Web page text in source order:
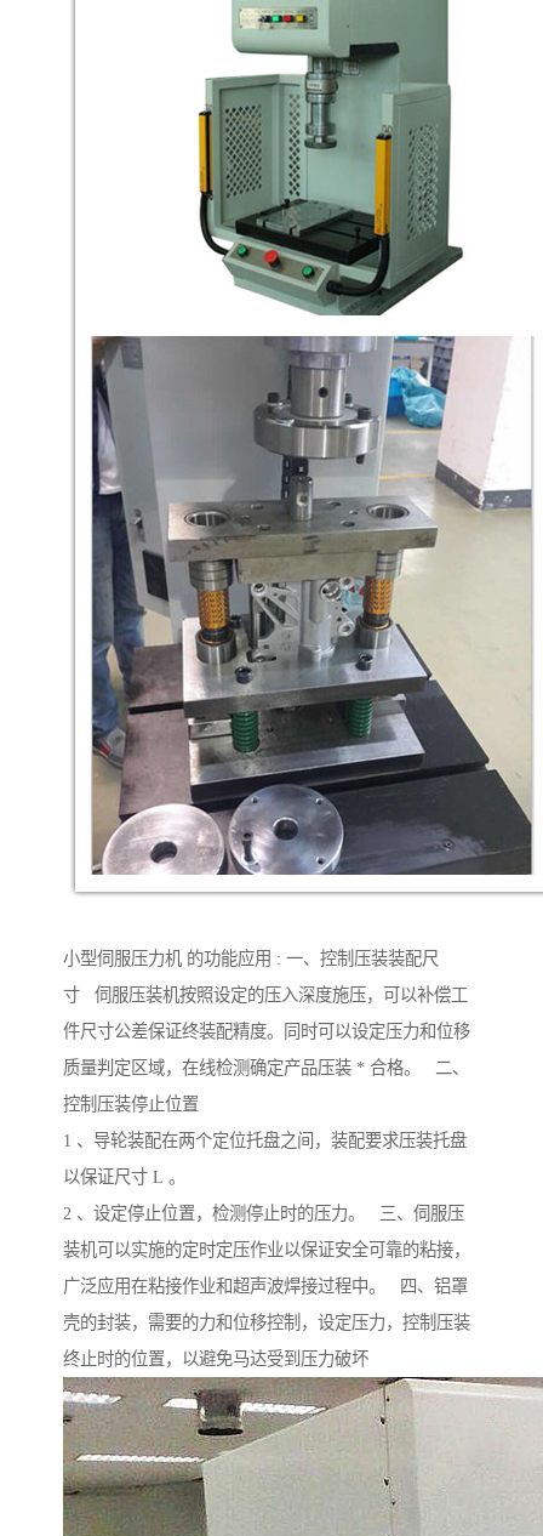
小型伺服压力机 的功能应用 : 一、控制压装装配尺
寸 伺服压装机按照设定的压入深度施压，可以补偿工
件尺寸公差保证终装配精度。同时可以设定压力和位移
质量判定区域，在线检测确定产品压装 * 合格。 二、
控制压装停止位置
1 、导轮装配在两个定位托盘之间，装配要求压装托盘
以保证尺寸 L 。
2 、设定停止位置，检测停止时的压力。 三、伺服压
装机可以实施的定时定压作业以保证安全可靠的粘接，
广泛应用在粘接作业和超声波焊接过程中。 四、铝罩
壳的封装，需要的力和位移控制，设定压力，控制压装
终止时的位置，以避免马达受到压力破坏